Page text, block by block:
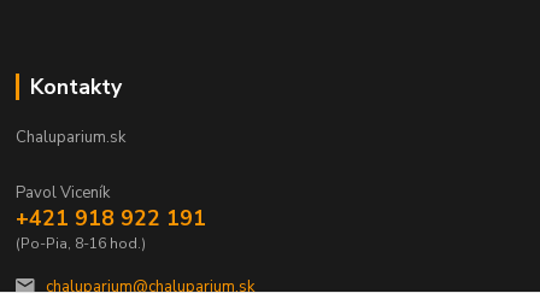
Kontakty
Chaluparium.sk
Pavol Viceník
+421 918 922 191
(Po-Pia, 8-16 hod.)
chaluparium@chaluparium.sk